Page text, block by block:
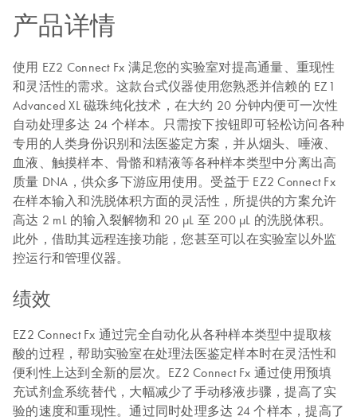
产品详情
使用 EZ2 Connect Fx 满足您的实验室对提高通量、重现性
和灵活性的需求。这款台式仪器使用您熟悉并信赖的 EZ1
Advanced XL 磁珠纯化技术，在大约 20 分钟内便可一次性
自动处理多达 24 个样本。只需按下按钮即可轻松访问各种
专用的人类身份识别和法医鉴定方案，并从烟头、唾液、
血液、触摸样本、骨骼和精液等各种样本类型中分离出高
质量 DNA，供众多下游应用使用。受益于 EZ2 Connect Fx
在样本输入和洗脱体积方面的灵活性，所提供的方案允许
高达 2 mL 的输入裂解物和 20 µL 至 200 µL 的洗脱体积。
此外，借助其远程连接功能，您甚至可以在实验室以外监
控运行和管理仪器。
绩效
EZ2 Connect Fx 通过完全自动化从各种样本类型中提取核
酸的过程，帮助实验室在处理法医鉴定样本时在灵活性和
便利性上达到全新的层次。EZ2 Connect Fx 通过使用预填
充试剂盒系统替代，大幅减少了手动移液步骤，提高了实
验的速度和重现性。通过同时处理多达 24 个样本，提高了